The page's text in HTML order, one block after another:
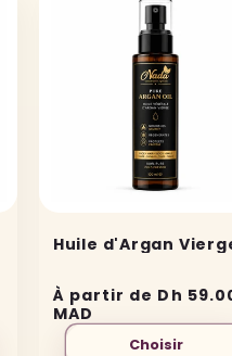
Huile d'Argan
Prix
habituel
À partir de Dh
MAD
Choisir